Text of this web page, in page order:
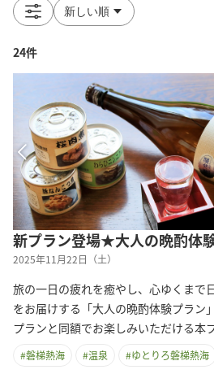
24件
新プラン登場★大人の晩酌体
2025年11月22日（土）
旅の一日の疲れを癒やし、心ゆくまで
をお届けする「大人の晩酌体験プラン
プランと同額でお楽しみいただける本
#磐梯熱海 #温泉 #ゆとりろ磐梯熱海